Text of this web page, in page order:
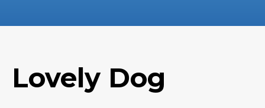
Lovely Dog